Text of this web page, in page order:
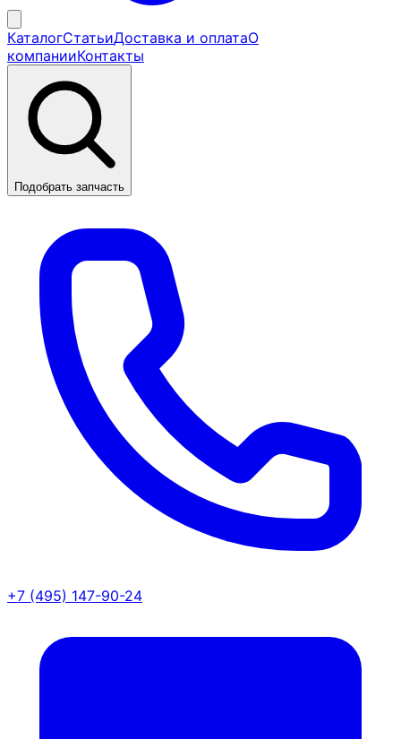
КаталогСтатьиДоставка и оплатаО
компанииКонтакты
Подобрать запчасть
+7 (495) 147-90-24